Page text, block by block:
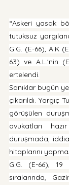
“Askeri yasak
tutuksuz
G.G. (E-66), A.K
63) ve A.L.'nin
ertelendi.
Sanıklar bugün
çıkarıldı. Yargıç
görüşülen
avukatları
duruşmada,
hitaplarını
G.G. (E-66), 19
sıralarında,